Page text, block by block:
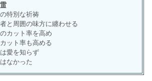
特別な祈祷
と周囲の味方に纏わせる
カット率を高め
ット率も高める
愛を知らず
なかった